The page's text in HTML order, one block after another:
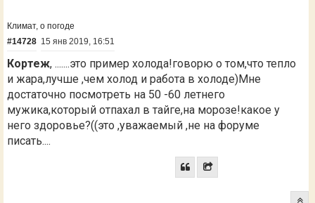
Климат, о погоде
#14728 15 янв 2019, 16:51
Кортеж, .......это пример холода!говорю о том,что тепло
и жара,лучше ,чем холод и работа в холоде)Мне
достаточно посмотреть на 50 -60 летнего
мужика,который отпахал в тайге,на морозе!какое у
него здоровье?((это ,уважаемый ,не на форуме
писать....